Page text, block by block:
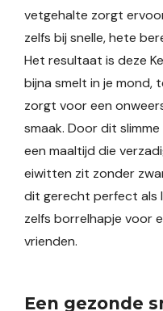
vetgehalte zorgt
zelfs bij snelle, hete
Het resultaat is deze
bijna smelt in je mond,
zorgt voor een
smaak. Door dit
een maaltijd die
eiwitten zit zonder
dit gerecht perfect als
zelfs borrelhapje voor
vrienden.
Een gezonde